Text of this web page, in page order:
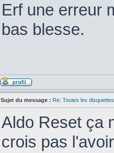
Erf une erreur
bas blesse.
Sujet du message : Re: Toutes les
Aldo Reset ça
crois pas